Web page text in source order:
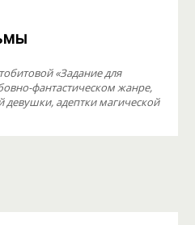
«Задание для
фантастическом жанре,
девушки, адептки магической